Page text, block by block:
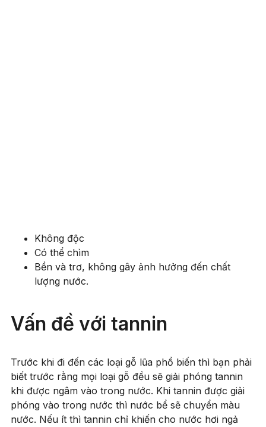
Không độc
Có thể chìm
Bền và trơ, không gây ảnh hưởng đến chất
lượng nước.
Vấn đề với tannin
Trước khi đi đến các loại gỗ lũa phổ biến thì bạn phải
biết trước rằng mọi loại gỗ đều sẽ giải phóng tannin
khi được ngâm vào trong nước. Khi tannin được giải
phóng vào trong nước thì nước bể sẽ chuyển màu
nước. Nếu ít thì tannin chỉ khiến cho nước hơi ngả